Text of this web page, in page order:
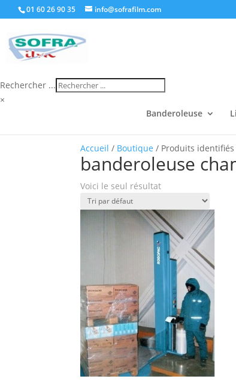
01 60 26 90 35 info@sofrafilm.com
Rechercher ...
×
Banderoleuse
Accueil / Boutique / Produits identifiés
banderoleuse
Voici le seul résultat